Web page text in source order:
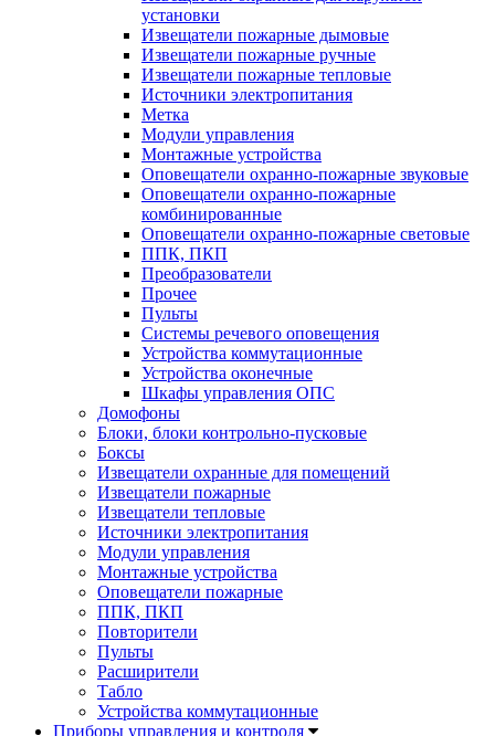
установки
Извещатели пожарные дымовые
Извещатели пожарные ручные
Извещатели пожарные тепловые
Источники электропитания
Метка
Модули управления
Монтажные устройства
Оповещатели охранно-пожарные звуковые
Оповещатели охранно-пожарные
комбинированные
Оповещатели охранно-пожарные световые
ППК, ПКП
Преобразователи
Прочее
Пульты
Системы речевого оповещения
Устройства коммутационные
Устройства оконечные
Шкафы управления ОПС
Домофоны
Блоки, блоки контрольно-пусковые
Боксы
Извещатели охранные для помещений
Извещатели пожарные
Извещатели тепловые
Источники электропитания
Модули управления
Монтажные устройства
Оповещатели пожарные
ППК, ПКП
Повторители
Пульты
Расширители
Табло
Устройства коммутационные
Приборы управления и контроля